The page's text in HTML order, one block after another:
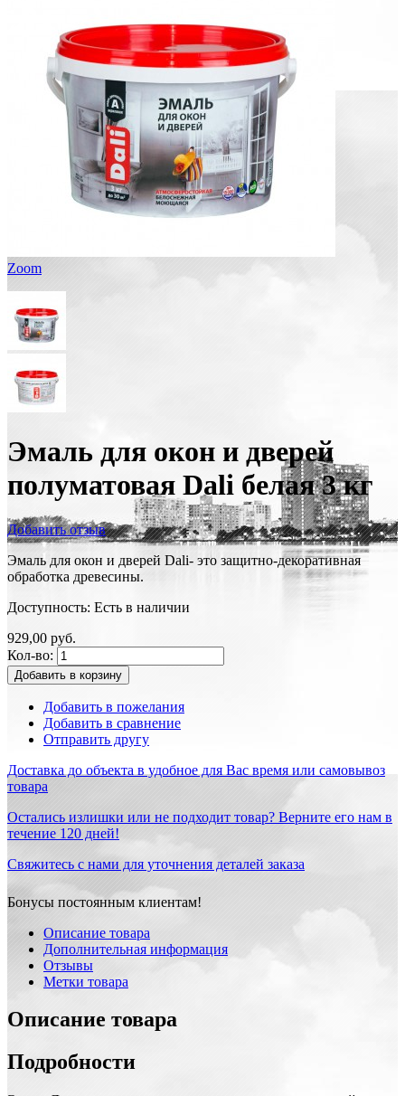
Zoom
Эмаль для окон и дверей
полуматовая Dali белая 3 кг
Добавить отзыв
Эмаль для окон и дверей Dali- это защитно-декоративная
обработка древесины.
Доступность: Есть в наличии
929,00 руб.
Кол-во:
Добавить в корзину
Добавить в пожелания
Добавить в сравнение
Отправить другу
Доставка до объекта в удобное для Вас время или самовывоз
товара
Остались излишки или не подходит товар? Верните его нам в
течение 120 дней!
Свяжитесь с нами для уточнения деталей заказа
Бонусы постоянным клиентам!
Описание товара
Дополнительная информация
Отзывы
Метки товара
Описание товара
Подробности